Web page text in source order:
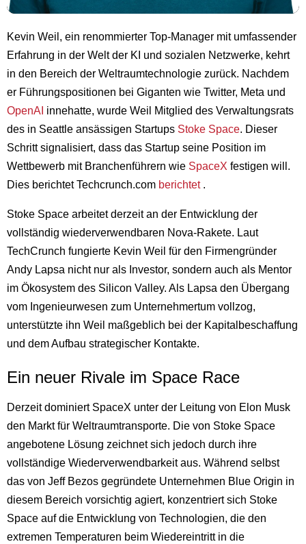
Kevin Weil, ein renommierter Top-Manager mit umfassender
Erfahrung in der Welt der KI und sozialen Netzwerke, kehrt
in den Bereich der Weltraumtechnologie zurück. Nachdem
er Führungspositionen bei Giganten wie Twitter, Meta und
OpenAI innehatte, wurde Weil Mitglied des Verwaltungsrats
des in Seattle ansässigen Startups Stoke Space. Dieser
Schritt signalisiert, dass das Startup seine Position im
Wettbewerb mit Branchenführern wie SpaceX festigen will.
Dies berichtet Techcrunch.com berichtet.
Stoke Space arbeitet derzeit an der Entwicklung der
vollständig wiederverwendbaren Nova-Rakete. Laut
TechCrunch fungierte Kevin Weil für den Firmengründer
Andy Lapsa nicht nur als Investor, sondern auch als Mentor
im Ökosystem des Silicon Valley. Als Lapsa den Übergang
vom Ingenieurwesen zum Unternehmertum vollzog,
unterstützte ihn Weil maßgeblich bei der Kapitalbeschaffung
und dem Aufbau strategischer Kontakte.
Ein neuer Rivale im Space Race
Derzeit dominiert SpaceX unter der Leitung von Elon Musk
den Markt für Weltraumtransporte. Die von Stoke Space
angebotene Lösung zeichnet sich jedoch durch ihre
vollständige Wiederverwendbarkeit aus. Während selbst
das von Jeff Bezos gegründete Unternehmen Blue Origin in
diesem Bereich vorsichtig agiert, konzentriert sich Stoke
Space auf die Entwicklung von Technologien, die den
extremen Temperaturen beim Wiedereintritt in die